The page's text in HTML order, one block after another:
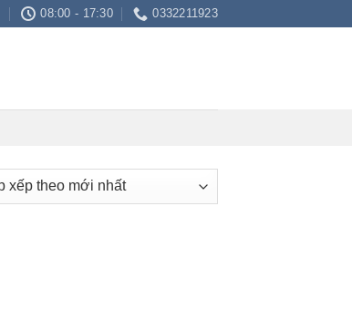
08:00 - 17:30 0332211923